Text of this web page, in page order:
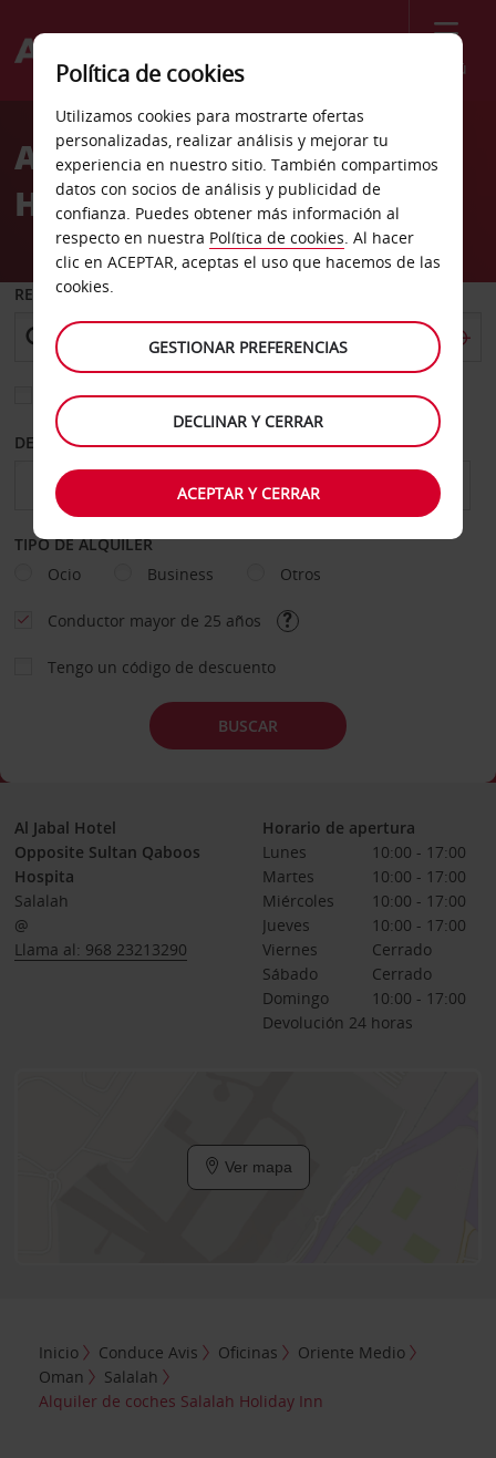
Menú
Welcome
AvisAlquiler de coches Salalah
Holiday Inn
RECOGER EN
Elegir otra oficina de devolución
DESDE HASTA
TIPO DE ALQUILER
Ocio
Business Otros
Conductor mayor de 25 años
Tengo un código de descuento
BUSCAR
Al Jabal Hotel
Opposite Sultan Qaboos
Hospita
Salalah
@
Llama al: 968 23213290
Horario de apertura
Lunes
10:00 - 17:00
Martes
10:00 - 17:00
Miércoles
10:00 - 17:00
Jueves
10:00 - 17:00
Viernes
Cerrado
Sábado
Cerrado
Domingo
10:00 - 17:00
Devolución 24 horas
Ver mapa
Inicio Conduce Avis Oficinas
Oriente Medio
Oman
Salalah
Alquiler de coches Salalah Holiday Inn
Política de cookies
Utilizamos cookies para mostrarte ofertas
personalizadas, realizar análisis y mejorar tu
experiencia en nuestro sitio. También compartimos
datos con socios de análisis y publicidad de
confianza. Puedes obtener más información al
respecto en nuestra Política de cookies. Al hacer
clic en ACEPTAR, aceptas el uso que hacemos de las
cookies.
GESTIONAR PREFERENCIAS
DECLINAR Y CERRAR
ACEPTAR Y CERRAR